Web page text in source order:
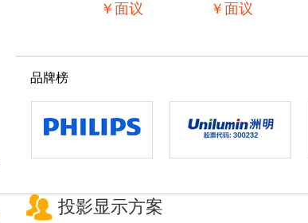
￥面议 ￥面议
品牌榜
投影显示方案